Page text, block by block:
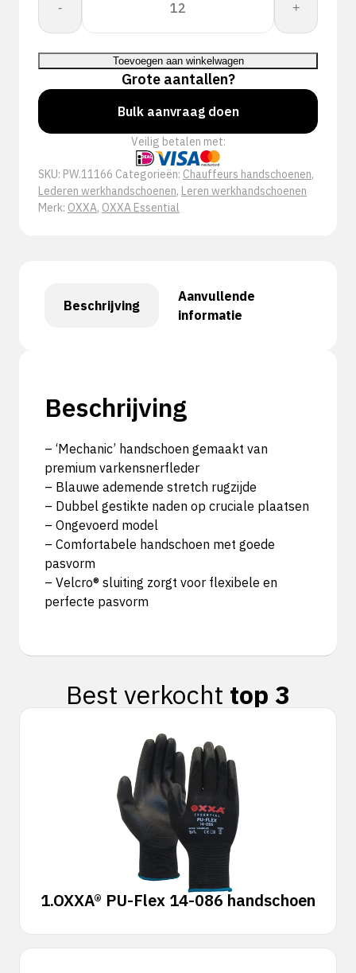
-
Bald-
Eagle
11-
166
handschoen
aantal
+
Toevoegen aan winkelwagen
Grote aantallen?
Bulk aanvraag doen
Veilig betalen met:
SKU: PW.11166 Categorieën: Chauffeurs handschoenen,
Lederen werkhandschoenen, Leren werkhandschoenen
Merk: OXXA, OXXA Essential
Beschrijving
Aanvullende
informatie
Beschrijving
– ‘Mechanic’ handschoen gemaakt van
premium varkensnerfleder
– Blauwe ademende stretch rugzijde
– Dubbel gestikte naden op cruciale plaatsen
– Ongevoerd model
– Comfortabele handschoen met goede
pasvorm
– Velcro® sluiting zorgt voor flexibele en
perfecte pasvorm
Best verkocht top 3
1.OXXA® PU-Flex 14-086 handschoen